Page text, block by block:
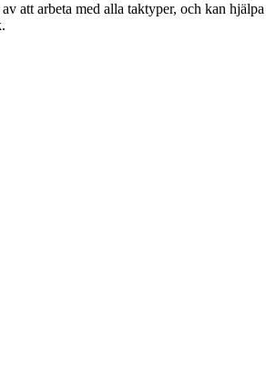
att arbeta med alla taktyper, och kan